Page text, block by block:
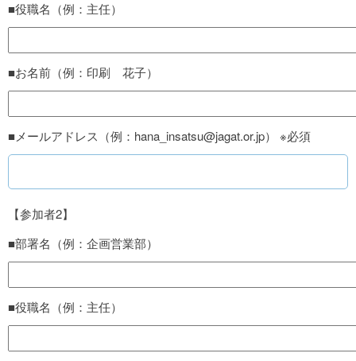
■役職名（例：主任）
■お名前（例：印刷 花子）
■メールアドレス（例：hana_insatsu@jagat.or.jp） ※必須
【参加者2】
■部署名（例：企画営業部）
■役職名（例：主任）